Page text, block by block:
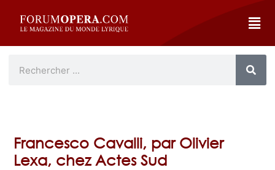
Francesco Cavalli, par Olivier
Lexa, chez Actes Sud